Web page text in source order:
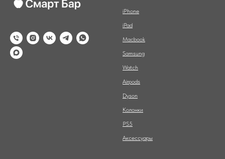
iPhone
iPad
Macbook
Samsung
Watch
Airpods
Dyson
Колонки
PS5
Аксессуары